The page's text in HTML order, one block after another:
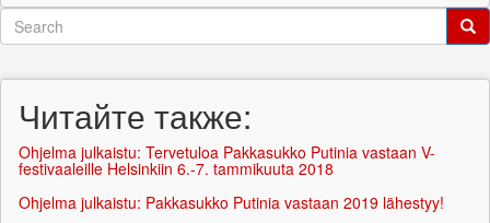
Search
Читайте также:
Ohjelma julkaistu: Tervetuloa Pakkasukko Putinia vastaan V-
festivaaleille Helsinkiin 6.-7. tammikuuta 2018
Ohjelma julkaistu: Pakkasukko Putinia vastaan 2019 lähestyy!